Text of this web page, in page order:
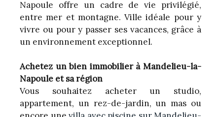
Napoule offre un cadre de vie privilégié,
entre mer et montagne. Ville idéale pour y
vivre ou pour y passer ses vacances, grâce à
un environnement exceptionnel.
Achetez un bien immobilier à Mandelieu-la-
Napoule et sa région
Vous souhaitez acheter un studio,
appartement, un rez-de-jardin, un mas ou